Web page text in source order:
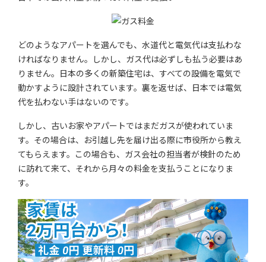
どのようなアパートを選んでも、水道代と電気代は支払わな
ければなりません。しかし、ガス代は必ずしも払う必要はあ
りません。日本の多くの新築住宅は、すべての設備を電気で
動かすように設計されています。裏を返せば、日本では電気
代を払わない手はないのです。
しかし、古いお家やアパートではまだガスが使われていま
す。その場合は、お引越し先を届け出る際に市役所から教え
てもらえます。この場合も、ガス会社の担当者が検針のため
に訪れて来て、それから月々の料金を支払うことになりま
す。